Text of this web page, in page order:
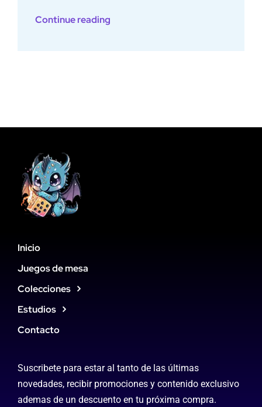
Continue reading
Inicio
Juegos de mesa
Colecciones
Estudios
Contacto
Suscribete para estar al tanto de las últimas
novedades, recibir promociones y contenido exclusivo
ademas de un descuento en tu próxima compra.